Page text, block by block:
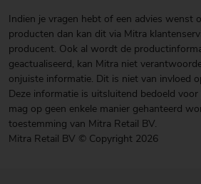
Indien je vragen hebt of een advies wenst
producten dan kan dit via Mitra
producent. Ook al wordt de
geactualiseerd, kan Mitra niet
onjuiste informatie. Dit is niet van invloed
Deze informatie is uitsluitend bedoeld
mag op geen enkele manier gehanteerd
toestemming van Mitra Retail BV.
Mitra Retail BV © Copyright 2026